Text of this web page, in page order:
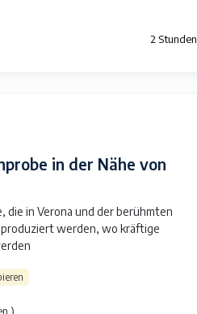
2 Stunden
in der Nähe von
die in Verona und der berühmten
produziert werden, wo kräftige
)